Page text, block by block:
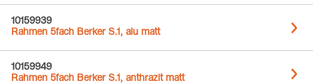
10159939
Rahmen 5fach Berker S.1, alu matt
10159949
Rahmen 5fach Berker S.1, anthrazit matt